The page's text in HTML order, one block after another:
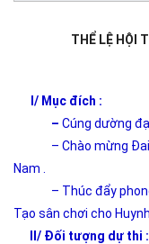
THỂ LỆ HỘI
I/ Mục đích :
– Cúng dường
– Chào mừng Đai
Nam .
– Thúc đẩy phong
Tạo sân chơi cho
II/ Đối tượng dự thi :